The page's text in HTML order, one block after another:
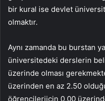
bir kural ise devlet
olmaktır.
Aynı zamanda bu burstan
üniversitedeki derslerin
üzerinde olması
üzerinden en az 2.50
öğrencileriiçin 0,00